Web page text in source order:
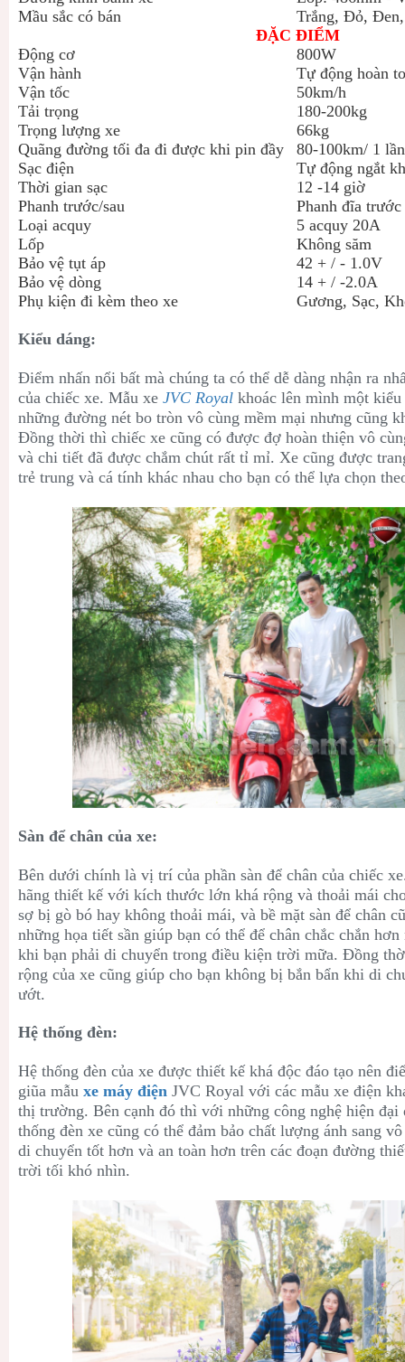
Mầu sắc có bán
Trắng, Đỏ,
ĐẶC ĐIỂM
Động cơ
800W
Vận hành
Tự động hoàn
Vận tốc
50km/h
Tải trọng
180-200kg
Trọng lượng xe
66kg
Quãng đường tối đa đi được khi pin đầy
80-100km/ 1
Sạc điện
Tự động ngắt
Thời gian sạc
12 -14 giờ
Phanh trước/sau
Phanh đĩa trước
Loại acquy
5 acquy 20A
Lốp
Không săm
Bảo vệ tụt áp
42 + / - 1.0V
Bảo vệ dòng
14 + / -2.0A
Phụ kiện đi kèm theo xe
Gương, Sạc,
Kiểu dáng:
Điểm nhấn nổi bất mà chúng ta có thể dễ dàng nhận ra
của chiếc xe. Mẫu xe JVC Royal khoác lên mình một
những đường nét bo tròn vô cùng mềm mại nhưng cũng
Đồng thời thì chiếc xe cũng có được đợ hoàn thiện vô
và chi tiết đã được chắm chút rất tỉ mỉ. Xe cũng được
trẻ trung và cá tính khác nhau cho bạn có thể lựa chọn
Sàn để chân của xe:
Bên dưới chính là vị trí của phần sàn để chân của chiếc
hãng thiết kế với kích thước lớn khá rộng và thoải mái
sợ bị gò bó hay không thoải mái, và bề mặt sàn để chân
những họa tiết sần giúp bạn có thể để chân chắc chắn
khi bạn phải di chuyển trong điều kiện trời mữa. Đồng
rộng của xe cũng giúp cho bạn không bị bắn bẩn khi di
ướt.
Hệ thống đèn:
Hệ thống đèn của xe được thiết kế khá độc đáo tạo nên
giũa mẫu xe máy điện JVC Royal với các mẫu xe điện
thị trường. Bên cạnh đó thì với những công nghệ hiện đại
thống đèn xe cũng có thể đảm bảo chất lượng ánh sang
di chuyển tốt hơn và an toàn hơn trên các đoạn đường
trời tối khó nhìn.